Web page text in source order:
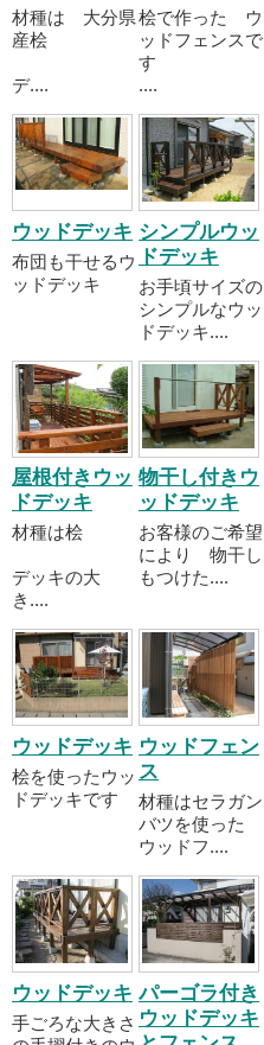
材種は 大分県
産桧
デ....
桧で作った ウ
ッドフェンスで
す
....
ウッドデッキ
布団も干せるウ
ッドデッキ
シンプルウッ
ドデッキ
お手頃サイズの
シンプルなウッ
ドデッキ....
屋根付きウッ
ドデッキ
材種は桧
デッキの大
き....
物干し付きウ
ッドデッキ
お客様のご希望
により 物干し
もつけた....
ウッドデッキ
桧を使ったウッ
ドデッキです
ウッドフェン
ス
材種はセラガン
バツを使った
ウッドフ....
ウッドデッキ
手ごろな大きさ
パーゴラ付き
ウッドデッキ